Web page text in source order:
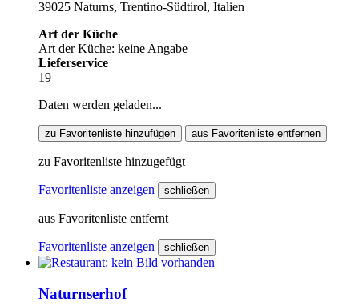
39025 Naturns, Trentino-Südtirol, Italien
Art der Küche
Art der Küche: keine Angabe
Lieferservice
19
Daten werden geladen...
zu Favoritenliste hinzufügen aus Favoritenliste entfernen
zu Favoritenliste hinzugefügt
Favoritenliste anzeigen schließen
aus Favoritenliste entfernt
Favoritenliste anzeigen schließen
Naturnserhof